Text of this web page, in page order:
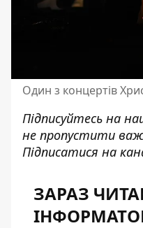
Один з концертів
Підписуйтесь на
не пропустити
Підписатися на
ЗАРАЗ